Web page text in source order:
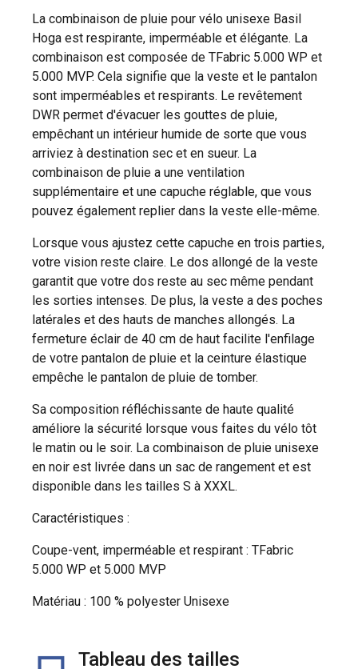
La combinaison de pluie pour vélo unisexe Basil
Hoga est respirante, imperméable et élégante. La
combinaison est composée de TFabric 5.000 WP et
5.000 MVP. Cela signifie que la veste et le pantalon
sont imperméables et respirants. Le revêtement
DWR permet d'évacuer les gouttes de pluie,
empêchant un intérieur humide de sorte que vous
arriviez à destination sec et en sueur. La
combinaison de pluie a une ventilation
supplémentaire et une capuche réglable, que vous
pouvez également replier dans la veste elle-même.
Lorsque vous ajustez cette capuche en trois parties,
votre vision reste claire. Le dos allongé de la veste
garantit que votre dos reste au sec même pendant
les sorties intenses. De plus, la veste a des poches
latérales et des hauts de manches allongés. La
fermeture éclair de 40 cm de haut facilite l'enfilage
de votre pantalon de pluie et la ceinture élastique
empêche le pantalon de pluie de tomber.
Sa composition réfléchissante de haute qualité
améliore la sécurité lorsque vous faites du vélo tôt
le matin ou le soir. La combinaison de pluie unisexe
en noir est livrée dans un sac de rangement et est
disponible dans les tailles S à XXXL.
Caractéristiques :
Coupe-vent, imperméable et respirant : TFabric
5.000 WP et 5.000 MVP
Matériau : 100 % polyester Unisexe
Tableau des tailles